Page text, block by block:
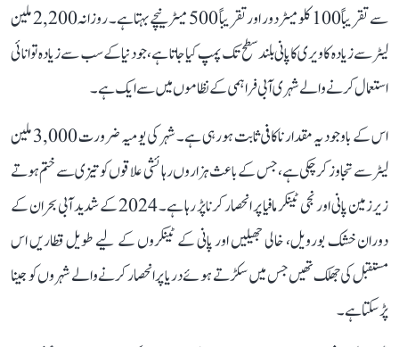
سے تقریباً 100 کلومیٹر دور اور تقریباً 500 میٹر نیچے بہتا ہے۔ روزانہ 2,200 ملین
لیٹر سے زیادہ کاویری کا پانی بلند سطح تک پمپ کیا جاتا ہے، جو دنیا کے سب سے زیادہ توانائی
استعمال کرنے والے شہری آبی فراہمی کے نظاموں میں سے ایک ہے۔
اس کے باوجود یہ مقدار ناکافی ثابت ہو رہی ہے۔ شہر کی یومیہ ضرورت 3,000 ملین
لیٹر سے تجاوز کر چکی ہے، جس کے باعث ہزاروں رہائشی علاقوں کو تیزی سے ختم ہوتے
زیرزمین پانی اور نجی ٹینکر مافیا پر انحصار کرنا پڑ رہا ہے۔ 2024 کے شدید آبی بحران کے
دوران خشک بورویل، خالی جھیلیں اور پانی کے ٹینکروں کے لیے طویل قطاریں اس
مستقبل کی جھلک تھیں جس میں سکڑتے ہوئے دریا پر انحصار کرنے والے شہروں کو جینا
پڑ سکتا ہے۔